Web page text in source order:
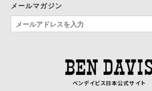
メールマガジン
ベンデイビス日本公式サイト